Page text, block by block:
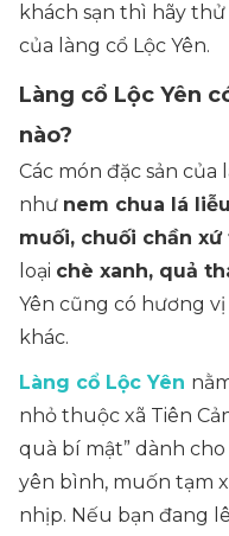
khách sạn thì hãy
của làng cổ Lộc Yên.
Làng cổ Lộc Yên
nào?
Các món đặc sản
như nem chua lá
muối, chuối chần xứ
loại chè xanh, quả
Yên cũng có hương
khác.
Làng cổ Lộc Yên
nhỏ thuộc xã Tiên
quà bí mật” dành
yên bình, muốn tạm
nhịp. Nếu bạn đang